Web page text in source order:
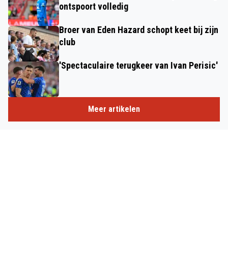
ontspoort volledig
Broer van Eden Hazard schopt keet bij zijn
club
'Spectaculaire terugkeer van Ivan Perisic'
Meer artikelen